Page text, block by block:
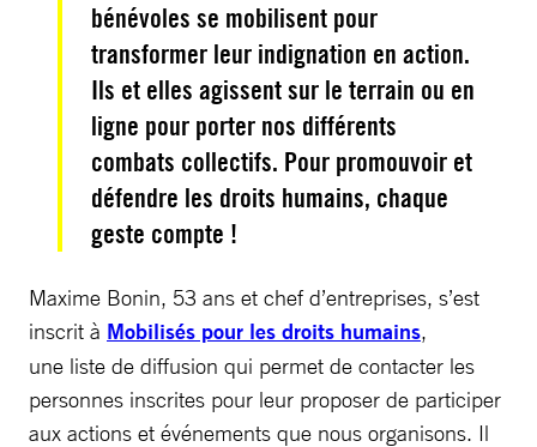
bénévoles se mobilisent pour
transformer leur indignation en action.
Ils et elles agissent sur le terrain ou en
ligne pour porter nos différents
combats collectifs. Pour promouvoir et
défendre les droits humains, chaque
geste compte !
Maxime Bonin, 53 ans et chef d’entreprises, s’est
inscrit à Mobilisés pour les droits humains,
une liste de diffusion qui permet de contacter les
personnes inscrites pour leur proposer de participer
aux actions et événements que nous organisons. Il